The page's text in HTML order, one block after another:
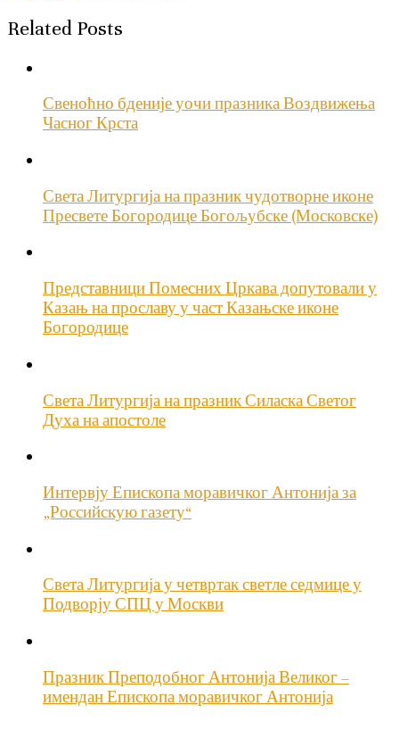
Related Posts
Свеноћно бденије уочи празника Воздвижења
Часног Крста
Света Литургија на празник чудотворне иконе
Пресвете Богородице Богољубске (Московске)
Представници Помесних Цркава допутовали у
Казањ на прославу у част Казањске иконе
Богородице
Света Литургија на празник Силаска Светог
Духа на апостоле
Интервју Епископа моравичког Антонија за
„Российскую газету“
Света Литургија у четвртак светле седмице у
Подворју СПЦ у Москви
Празник Преподобног Антонија Великог –
имендан Епископа моравичког Антонија